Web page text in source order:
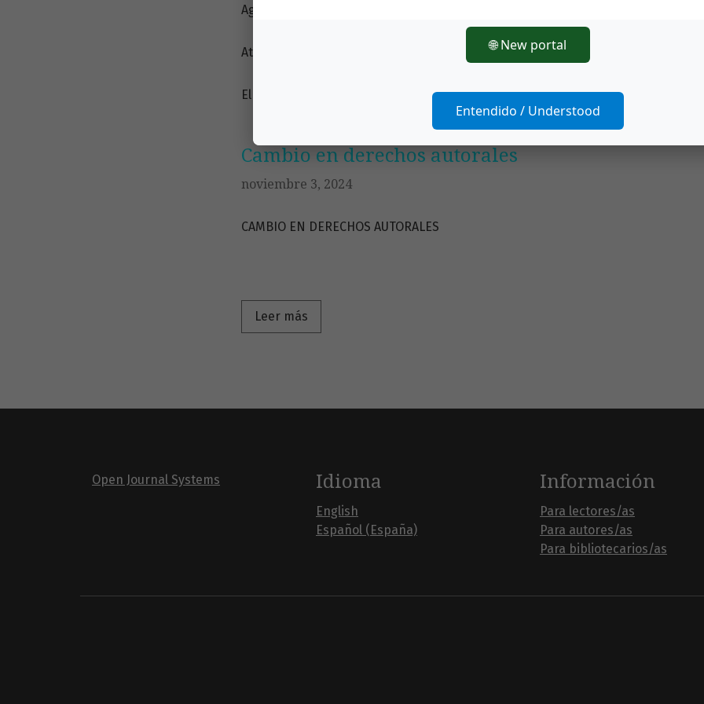
Agradecemos su continua colaboración y esperamos recibir sus valiosas
Atentamente,
El equipo editorial de Pensamiento Actual
Cambio en derechos autorales
noviembre 3, 2024
CAMBIO EN DERECHOS AUTORALES
Leer más
Open Journal Systems Idioma
English
Español (España)
Información
Para lectores/as
Para autores/as
Para bibliotecarios/as
🌐 New portal
Entendido / Understood